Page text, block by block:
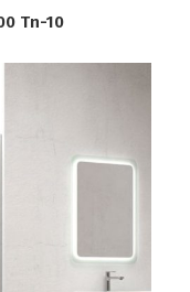
Tn-10